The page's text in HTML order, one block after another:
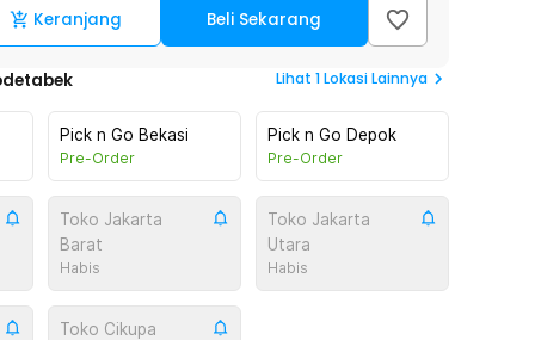
Keranjang Beli Sekarang
Lihat 1Lokasi Lainnya
Pick n Go Bekasi
Pre-Order
Pick n Go Depok
Pre-Order
Toko Jakarta
Barat
Habis
Toko Jakarta
Utara
Habis
Toko Cikupa